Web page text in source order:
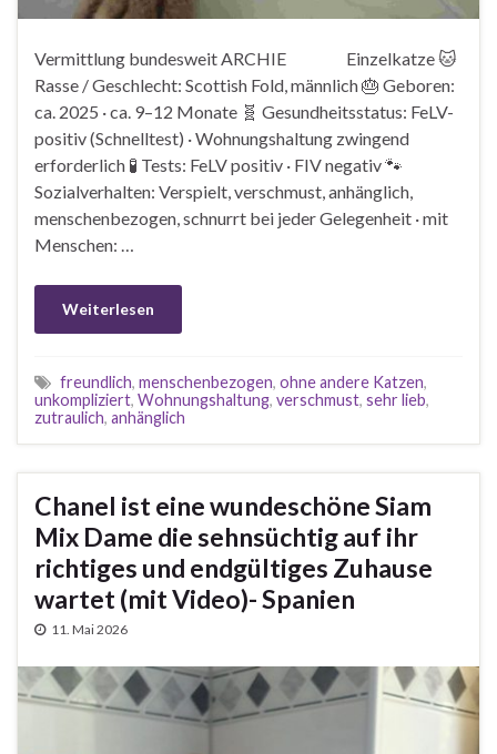
Vermittlung bundesweit ARCHIE Einzelkatze 🐱
Rasse / Geschlecht: Scottish Fold, männlich 🎂 Geboren:
ca. 2025 · ca. 9–12 Monate 🧬 Gesundheitsstatus: FeLV-
positiv (Schnelltest) · Wohnungshaltung zwingend
erforderlich 🧪 Tests: FeLV positiv · FIV negativ 🐾
Sozialverhalten: Verspielt, verschmust, anhänglich,
menschenbezogen, schnurrt bei jeder Gelegenheit · mit
Menschen: …
Weiterlesen
freundlich, menschenbezogen, ohne andere Katzen,
unkompliziert, Wohnungshaltung, verschmust, sehr lieb,
zutraulich, anhänglich
Chanel ist eine wundeschöne Siam
Mix Dame die sehnsüchtig auf ihr
richtiges und endgültiges Zuhause
wartet (mit Video)- Spanien
11. Mai 2026